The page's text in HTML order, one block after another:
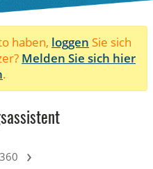
haben, loggen Sie sich
Melden Sie sich hier
.
›